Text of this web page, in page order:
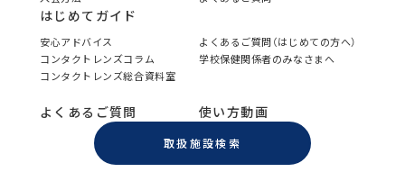
はじめてガイド
安心アドバイス
よくあるご質問（はじめての方へ）
コンタクトレンズコラム
学校保健関係者のみなさまへ
コンタクトレンズ総合資料室
よくあるご質問 使い方動画
取扱施設検索